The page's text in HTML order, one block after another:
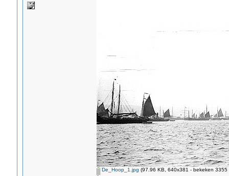
De_Hoop_1.jpg (97.96 KB, 640x381 - bekeken 3355